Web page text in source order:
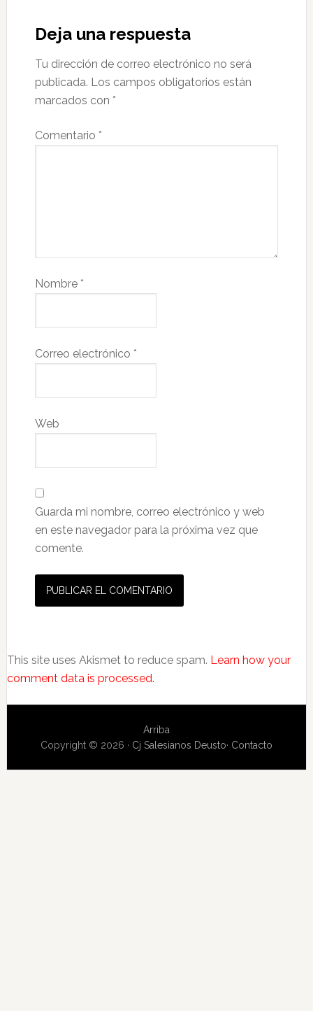
Deja una respuesta
Tu dirección de correo electrónico no será
publicada. Los campos obligatorios están
marcados con *
Comentario *
Nombre *
Correo electrónico *
Web
Guarda mi nombre, correo electrónico y web
en este navegador para la próxima vez que
comente.
This site uses Akismet to reduce spam. Learn how your
comment data is processed.
Arriba
Copyright © 2026 · Cj Salesianos Deusto· Contacto